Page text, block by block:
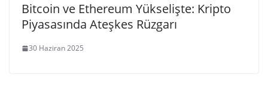
Bitcoin ve Ethereum Yükselişte: Kripto
Piyasasında Ateşkes Rüzgarı
30 Haziran 2025